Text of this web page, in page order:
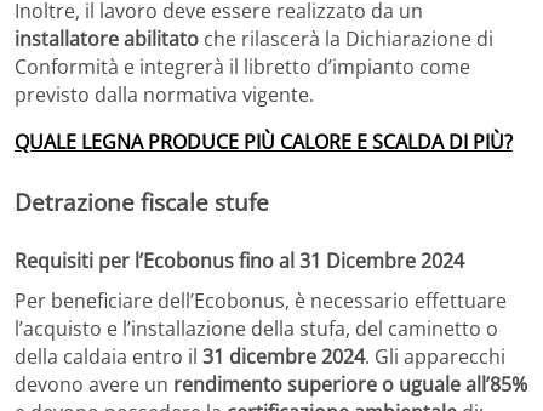
Inoltre, il lavoro deve essere realizzato da un
installatore abilitato che rilascerà la Dichiarazione di
Conformità e integrerà il libretto d’impianto come
previsto dalla normativa vigente.
QUALE LEGNA PRODUCE PIÙ CALORE E SCALDA DI PIÙ?
Detrazione fiscale stufe
Requisiti per l’Ecobonus fino al 31 Dicembre 2024
Per beneficiare dell’Ecobonus, è necessario effettuare
l’acquisto e l’installazione della stufa, del caminetto o
della caldaia entro il 31 dicembre 2024. Gli apparecchi
devono avere un rendimento superiore o uguale all’85%